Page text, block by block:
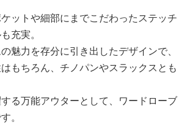
ットや細部にまでこだわったステッチ
充実。
魅力を存分に引き出したデザインで、
もちろん、チノパンやスラックスとも
る万能アウターとして、ワードローブ
。